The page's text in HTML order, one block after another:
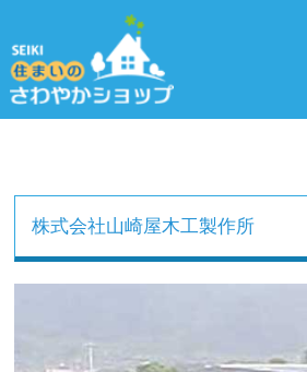
株式会社山崎屋木工製作所